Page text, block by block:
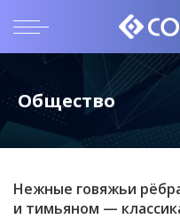
Общество
Нежные говяжьи
и тимьяном —